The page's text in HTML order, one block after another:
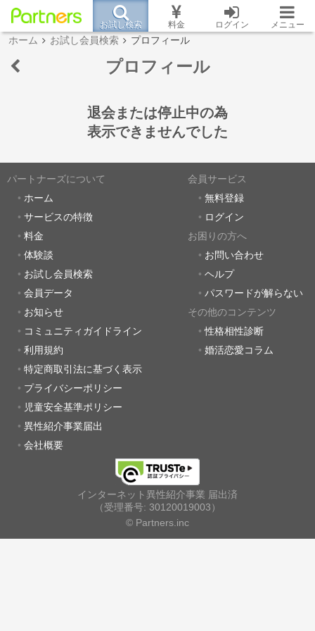
お試し検索 料金 ログイン メニュー
ホーム お試し会員検索 プロフィール
プロフィール
退会または停止中の為
表示できませんでした
パートナーズについて
ホーム
サービスの特徴
料金
体験談
お試し会員検索
会員データ
お知らせ
コミュニティガイドライン
利用規約
特定商取引法に基づく表示
プライバシーポリシー
児童安全基準ポリシー
異性紹介事業届出
会社概要
会員サービス
無料登録
ログイン
お困りの方へ
お問い合わせ
ヘルプ
パスワードが解らない
その他のコンテンツ
性格相性診断
婚活恋愛コラム
インターネット異性紹介事業 届出済
（受理番号: 30120019003）
© Partners.inc